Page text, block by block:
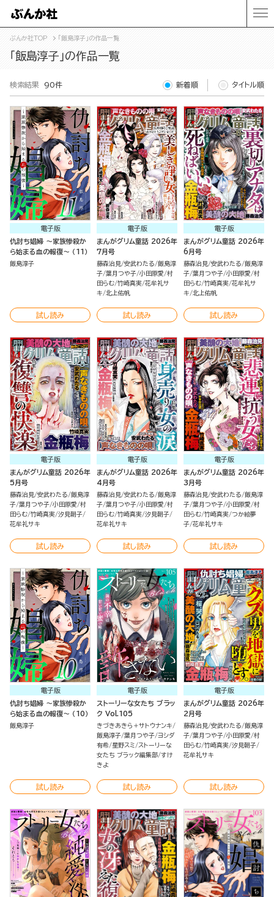
ぶんか社TOP 「飯島淳子」の作品一覧
「飯島淳子」の作品一覧
検索結果 90件 新着順 タイトル順
電子版
仇討ち娼婦 ～家族惨殺か
ら始まる血の報復～ （11）
飯島淳子
試し読み
電子版
まんがグリム童話 2026年
7月号
藤森治見 安武わたる 飯島淳
子 葉月つや子 小田原愛 村
田らむ 竹崎真実 花牟礼サ
キ 北上佑帆
試し読み
電子版
まんがグリム童話 2026年
6月号
藤森治見 安武わたる 飯島淳
子 葉月つや子 小田原愛 村
田らむ 竹崎真実 花牟礼サ
キ 北上佑帆
試し読み
電子版
まんがグリム童話 2026年
5月号
藤森治見 安武わたる 飯島淳
子 葉月つや子 小田原愛 村
田らむ 竹崎真実 汐見朝子
花牟礼サキ
試し読み
電子版
まんがグリム童話 2026年
4月号
藤森治見 安武わたる 飯島淳
子 葉月つや子 小田原愛 村
田らむ 竹崎真実 汐見朝子
花牟礼サキ
試し読み
電子版
まんがグリム童話 2026年
3月号
藤森治見 安武わたる 飯島淳
子 葉月つや子 小田原愛 村
田らむ 竹崎真実 つか絵夢
子 花牟礼サキ
試し読み
電子版
仇討ち娼婦 ～家族惨殺か
ら始まる血の報復～ （10）
飯島淳子
試し読み
電子版
ストーリーな女たち ブラッ
ク Vol.105
きづきあきら＋サトウナンキ
飯島淳子 葉月つや子 ヨシダ
有希 星野スミ
ストーリーな
女たち ブラック編集部 すけ
きよ
試し読み
電子版
まんがグリム童話 2026年
2月号
藤森治見 安武わたる 飯島淳
子 葉月つや子 小田原愛 村
田らむ 竹崎真実 汐見朝子
花牟礼サキ
試し読み